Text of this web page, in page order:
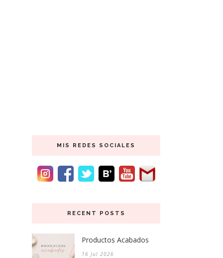
MIS REDES SOCIALES
RECENT POSTS
Productos Acabados
16 Jul 2026